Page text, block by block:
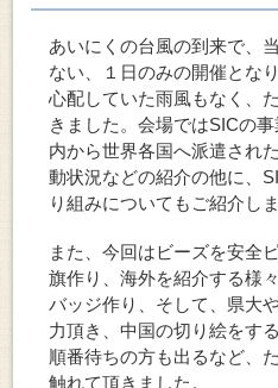
あいにくの台風の到来で、
ない、１日のみの開催とな
心配していた雨風もなく、
きました。会場ではSICの
内から世界各国へ派遣され
動状況などの紹介の他に、
り組みについてもご紹介しま
また、今回はビーズを安全
旗作り、海外を紹介する様
バッジ作り、そして、県大
力頂き、中国の切り絵をす
順番待ちの方も出るなど、
触れて頂きました。